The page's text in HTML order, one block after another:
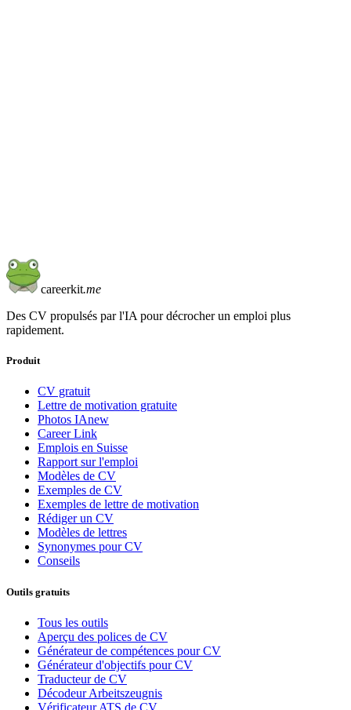
careerkit.me
Des CV propulsés par l'IA pour décrocher un emploi plus
rapidement.
Produit
CV gratuit
Lettre de motivation gratuite
Photos IAnew
Career Link
Emplois en Suisse
Rapport sur l'emploi
Modèles de CV
Exemples de CV
Exemples de lettre de motivation
Rédiger un CV
Modèles de lettres
Synonymes pour CV
Conseils
Outils gratuits
Tous les outils
Aperçu des polices de CV
Générateur de compétences pour CV
Générateur d'objectifs pour CV
Traducteur de CV
Décodeur Arbeitszeugnis
Vérificateur ATS de CV